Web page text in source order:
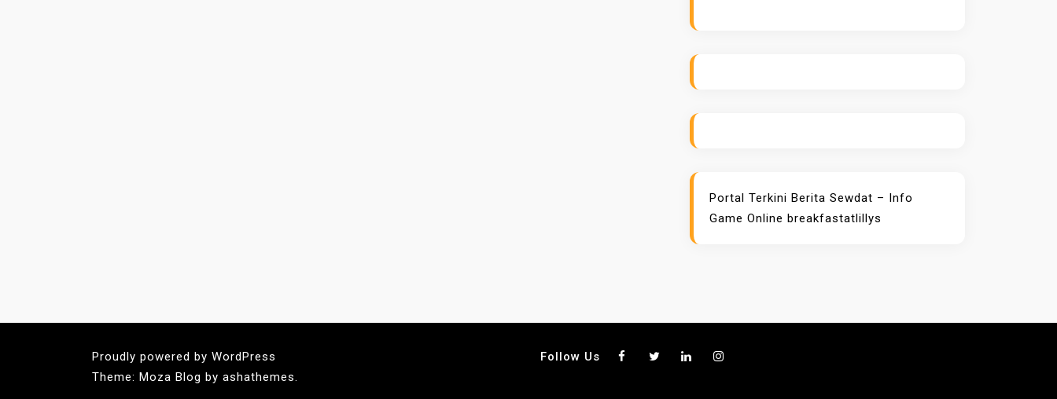
Portal Terkini Berita Sewdat – Info
Game Online breakfastatlillys
Proudly powered by WordPress
Theme: Moza Blog by ashathemes.
Follow Us